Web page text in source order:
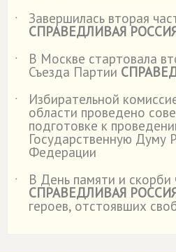
˙
Завершилась вторая
СПРАВЕДЛИВАЯ
˙
В Москве стартовала
Съезда Партии
˙
Избирательной
области проведено
подготовке к
Государственную Думу
Федерации
˙
В День памяти и
СПРАВЕДЛИВАЯ
героев, отстоявших